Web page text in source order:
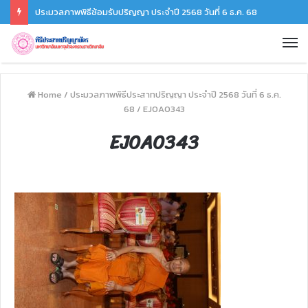
ประมวลภาพพิธีซ้อมรับปริญญา ประจำปี 2568 วันที่ 6 ธ.ค. 68
Home / ประมวลภาพพิธีประสาทปริญญา ประจำปี 2568 วันที่ 6 ธ.ค.
68 / EJ0A0343
EJ0A0343